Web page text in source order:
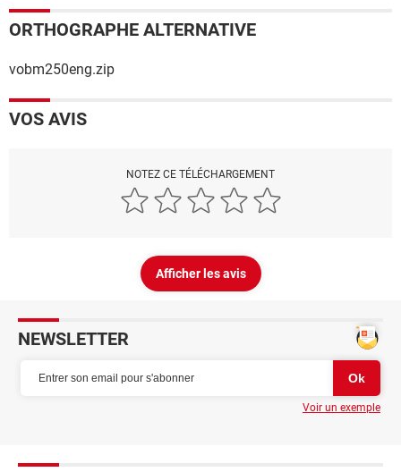
ORTHOGRAPHE ALTERNATIVE
vobm250eng.zip
VOS AVIS
NOTEZ CE TÉLÉCHARGEMENT
Afficher les avis
NEWSLETTER
Voir un exemple